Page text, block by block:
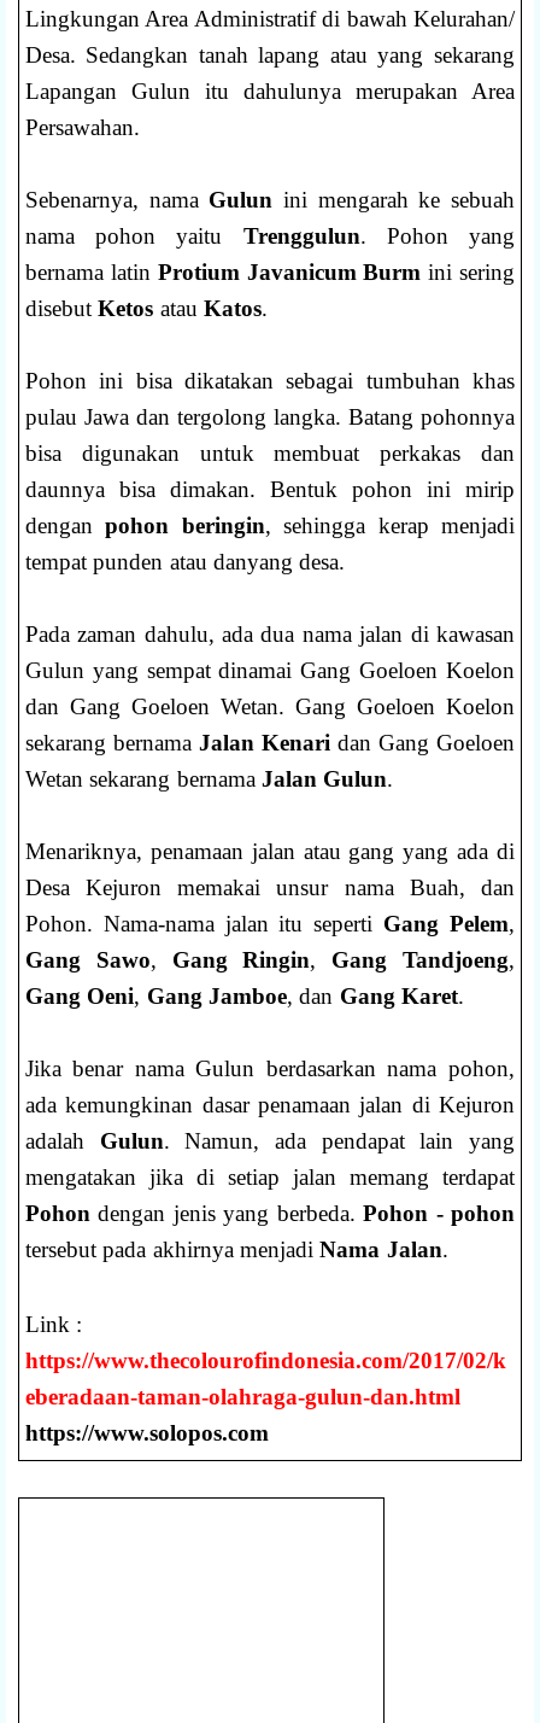
Lingkungan Area Administratif di bawah Kelurahan/
Desa. Sedangkan tanah lapang atau yang sekarang
Lapangan Gulun itu dahulunya merupakan Area
Persawahan.
Sebenarnya, nama Gulun ini mengarah ke sebuah
nama pohon yaitu Trenggulun. Pohon yang
bernama latin Protium Javanicum Burm ini sering
disebutKetos atau Katos.
Pohon ini bisa dikatakan sebagai tumbuhan khas
pulau Jawa dan tergolong langka. Batang pohonnya
bisa digunakan untuk membuat perkakas dan
daunnya bisa dimakan. Bentuk pohon ini mirip
denganpohon beringin, sehingga kerap menjadi
tempat punden atau danyang desa.
Pada zaman dahulu, ada dua nama jalan di kawasan
Gulun yang sempat dinamai Gang Goeloen Koelon
dan Gang Goeloen Wetan. Gang Goeloen Koelon
sekarang bernama Jalan Kenari dan Gang Goeloen
Wetan sekarang bernama Jalan Gulun.
Menariknya, penamaan jalan atau gang yang ada di
Desa Kejuron memakai unsur nama Buah, dan
Pohon. Nama-nama jalan itu seperti Gang Pelem,
Gang Sawo, Gang Ringin, Gang Tandjoeng,
Gang Oeni, Gang Jamboe, dan Gang Karet.
Jika benar nama Gulun berdasarkan nama pohon,
ada kemungkinan dasar penamaan jalan di Kejuron
adalah Gulun. Namun, ada pendapat lain yang
mengatakan jika di setiap jalan memang terdapat
Pohon dengan jenis yang berbeda.Pohon - pohon
tersebut pada akhirnya menjadi Nama Jalan.
Link :
https://www.thecolourofindonesia.com/2017/02/k
eberadaan-taman-olahraga-gulun-dan.html
https://www.solopos.com